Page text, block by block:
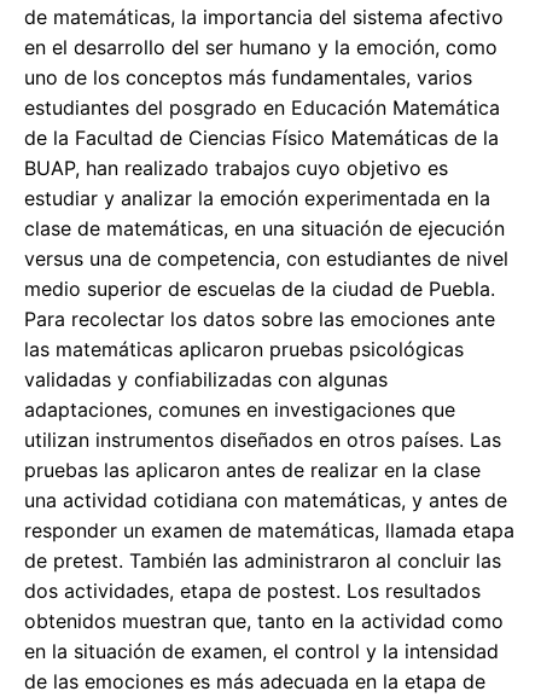
de matemáticas, la importancia del sistema afectivo
en el desarrollo del ser humano y la emoción, como
uno de los conceptos más fundamentales, varios
estudiantes del posgrado en Educación Matemática
de la Facultad de Ciencias Físico Matemáticas de la
BUAP, han realizado trabajos cuyo objetivo es
estudiar y analizar la emoción experimentada en la
clase de matemáticas, en una situación de ejecución
versus una de competencia, con estudiantes de nivel
medio superior de escuelas de la ciudad de Puebla.
Para recolectar los datos sobre las emociones ante
las matemáticas aplicaron pruebas psicológicas
validadas y confiabilizadas con algunas
adaptaciones, comunes en investigaciones que
utilizan instrumentos diseñados en otros países. Las
pruebas las aplicaron antes de realizar en la clase
una actividad cotidiana con matemáticas, y antes de
responder un examen de matemáticas, llamada etapa
de pretest. También las administraron al concluir las
dos actividades, etapa de postest. Los resultados
obtenidos muestran que, tanto en la actividad como
en la situación de examen, el control y la intensidad
de las emociones es más adecuada en la etapa de